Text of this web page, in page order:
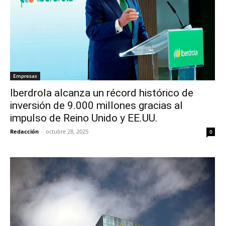
Empresas
Iberdrola alcanza un récord histórico de
inversión de 9.000 millones gracias al
impulso de Reino Unido y EE.UU.
Redacción - octubre 28, 2025 0